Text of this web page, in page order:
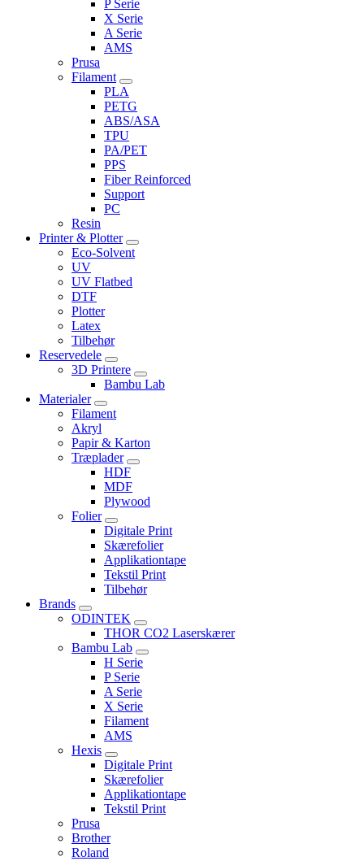
P Serie
X Serie
A Serie
AMS
Prusa
Filament
PLA
PETG
ABS/ASA
TPU
PA/PET
PPS
Fiber Reinforced
Support
PC
Resin
Printer & Plotter
Eco-Solvent
UV
UV Flatbed
DTF
Plotter
Latex
Tilbehør
Reservedele
3D Printere
Bambu Lab
Materialer
Filament
Akryl
Papir & Karton
Træplader
HDF
MDF
Plywood
Folier
Digitale Print
Skærefolier
Applikationtape
Tekstil Print
Tilbehør
Brands
ODINTEK
THOR CO2 Laserskærer
Bambu Lab
H Serie
P Serie
A Serie
X Serie
Filament
AMS
Hexis
Digitale Print
Skærefolier
Applikationtape
Tekstil Print
Prusa
Brother
Roland